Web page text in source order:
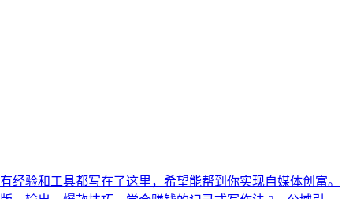
验和工具都写在了这里，希望能帮到你实现自媒体创富。